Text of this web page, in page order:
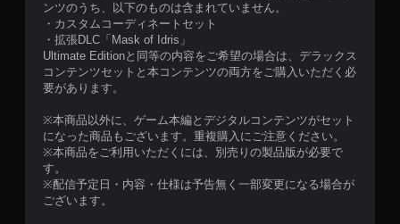
ンツのうち、以下のものは含まれていません。
・カスタムコーディネートセット
・拡張DLC「Mask of Idris」
Ultimate Editionと同等の内容をご希望の場合は、デラックス
コンテンツセットと本コンテンツの両方をご購入いただく必
要があります。
※本商品以外に、ゲーム本編とデジタルコンテンツがセット
になった商品もございます。重複購入にご注意ください。
※本商品をご利用いただくには、別売りの製品版が必要で
す。
※配信予定日・内容・仕様は予告無く一部変更になる場合が
ございます。